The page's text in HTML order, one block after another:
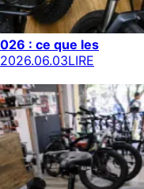
: ce que les
2026.06.03LIRE